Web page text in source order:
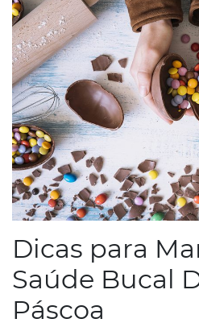
Dicas para
Saúde Bucal
Páscoa​